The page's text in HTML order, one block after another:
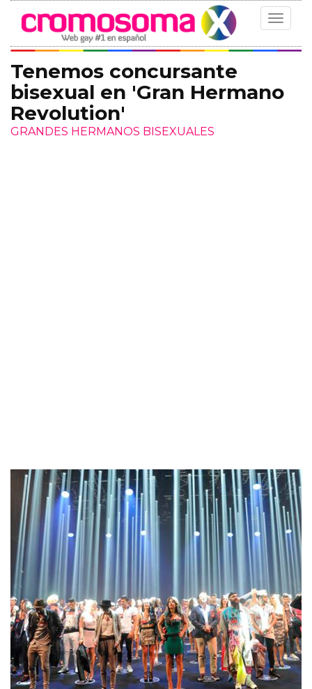
Toggle
Tenemos concursante
bisexual en 'Gran Hermano
Revolution'
GRANDES HERMANOS BISEXUALES